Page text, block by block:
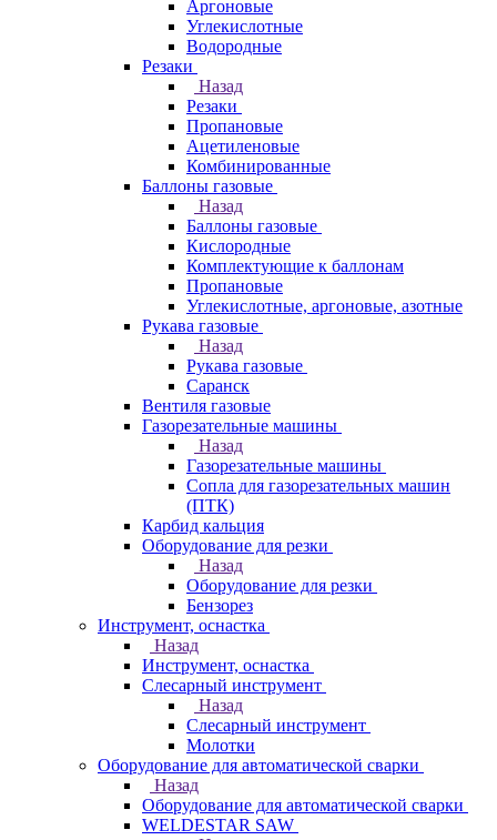
Аргоновые
Углекислотные
Водородные
Резаки
Назад
Резаки
Пропановые
Ацетиленовые
Комбинированные
Баллоны газовые
Назад
Баллоны газовые
Кислородные
Комплектующие к баллонам
Пропановые
Углекислотные, аргоновые, азотные
Рукава газовые
Назад
Рукава газовые
Саранск
Вентиля газовые
Газорезательные машины
Назад
Газорезательные машины
Сопла для газорезательных машин
(ПТК)
Карбид кальция
Оборудование для резки
Назад
Оборудование для резки
Бензорез
Инструмент, оснастка
Назад
Инструмент, оснастка
Слесарный инструмент
Назад
Слесарный инструмент
Молотки
Оборудование для автоматической сварки
Назад
Оборудование для автоматической сварки
WELDESTAR SAW